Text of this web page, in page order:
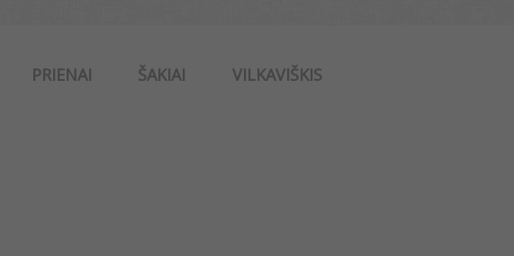
PRIENAI ŠAKIAI
VILKAVIŠKIS